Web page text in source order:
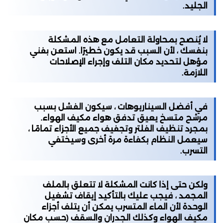
الجليد.
لا يُنصح بمحاولة التعامل مع هذه المشكلة
بنفسك ، لأن السبب قد يكون خطيرًا. استعن بفني
مؤهل لتحديد مكان التلف وإجراء الإصلاحات
اللازمة.
في أفضل السيناريوهات ، سيكون الفشل بسبب
مرشح متسخ يعيق تدفق هواء مكيف الهواء.
بمجرد تنظيف الفلتر وتجفيف جميع الأجزاء تمامًا ،
سيعمل النظام بكفاءة مرة أخرى وسيختفي
التسرب.
ولكن حتى إذا كانت المشكلة لا تتعلق بالملف
المجمد ، فيجب عليك بالتأكيد إيقاف تشغيل
الوحدة لأن الماء المتسرب يمكن أن يتلف أجزاء
مكيف الهواء وكذلك الجدران والسقف (حسب مكان